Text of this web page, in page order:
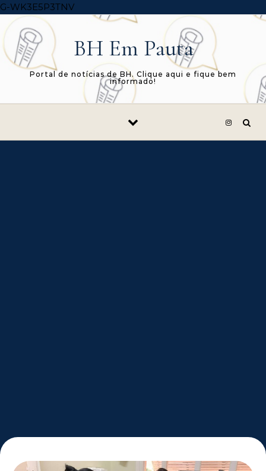
G-WK3E5P3TNVSkip to content
BH Em Pauta
Portal de notícias de BH. Clique aqui e fique bem
informado!